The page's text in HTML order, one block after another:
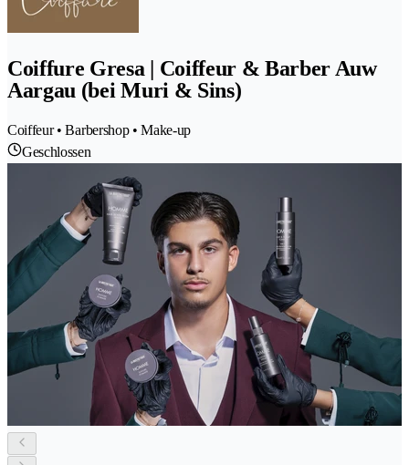
Coiffure Gresa | Coiffeur & Barber Auw
Aargau (bei Muri & Sins)
Coiffeur • Barbershop • Make-up
Geschlossen